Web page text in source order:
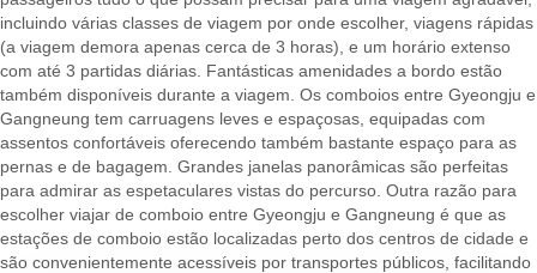
incluindo várias classes de viagem por onde escolher, viagens rápidas
(a viagem demora apenas cerca de 3 horas), e um horário extenso
com até 3 partidas diárias. Fantásticas amenidades a bordo estão
também disponíveis durante a viagem. Os comboios entre Gyeongju e
Gangneung tem carruagens leves e espaçosas, equipadas com
assentos confortáveis oferecendo também bastante espaço para as
pernas e de bagagem. Grandes janelas panorâmicas são perfeitas
para admirar as espetaculares vistas do percurso. Outra razão para
escolher viajar de comboio entre Gyeongju e Gangneung é que as
estações de comboio estão localizadas perto dos centros de cidade e
são convenientemente acessíveis por transportes públicos, facilitando